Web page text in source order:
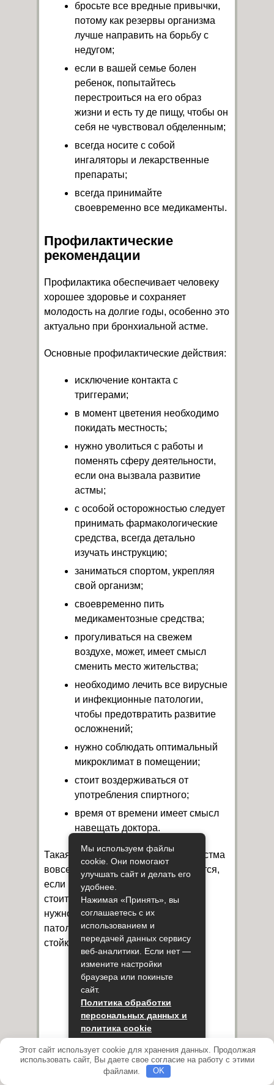
бросьте все вредные привычки,
потому как резервы организма
лучше направить на борьбу с
недугом;
если в вашей семье болен
ребенок, попытайтесь
перестроиться на его образ
жизни и есть ту де пищу, чтобы он
себя не чувствовал обделенным;
всегда носите с собой
ингаляторы и лекарственные
препараты;
всегда принимайте
своевременно все медикаменты.
Профилактические
рекомендации
Профилактика обеспечивает человеку
хорошее здоровье и сохраняет
молодость на долгие годы, особенно это
актуально при бронхиальной астме.
Основные профилактические действия:
исключение контакта с
триггерами;
в момент цветения необходимо
покидать местность;
нужно уволиться с работы и
поменять сферу деятельности,
если она вызвала развитие
астмы;
с особой осторожностью следует
принимать фармакологические
средства, всегда детально
изучать инструкцию;
заниматься спортом, укрепляя
свой организм;
своевременно пить
медикаментозные средства;
прогуливаться на свежем
воздухе, может, имеет смысл
сменить место жительства;
необходимо лечить все вирусные
и инфекционные патологии,
чтобы предотвратить развитие
осложнений;
нужно соблюдать оптимальный
микроклимат в помещении;
стоит воздерживаться от
употребления спиртного;
время от времени имеет смысл
навещать доктора.
Такая болезнь, как бронхиальная астма
вовсе не приговор и успешно лечится,
если приложить к этому усилия. Не
стоит бояться своего состояния, а
нужно делать все, чтобы перевести
патологический процесс в стадию
стойкой ремиссии.
Мы используем файлы
cookie. Они помогают
улучшать сайт и делать его
удобнее.
Нажимая «Принять», вы
соглашаетесь с их
использованием и
передачей данных сервису
веб-аналитики. Если нет —
измените настройки
браузера или покиньте
сайт.
Политика обработки
персональных данных и
политика cookie
Принять
Этот сайт использует cookie для хранения данных. Продолжая
использовать сайт, Вы даете свое согласие на работу с этими
файлами.
OK